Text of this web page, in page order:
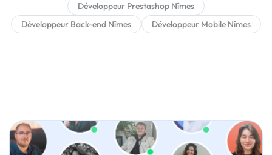
Développeur Prestashop Nîmes
Développeur Back-end Nîmes
Développeur Mobile Nîmes